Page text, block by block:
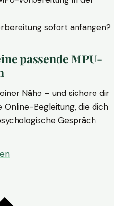
sofort anfangen?
passende MPU-
Nähe – und sichere dir
Begleitung, die dich
Gespräch